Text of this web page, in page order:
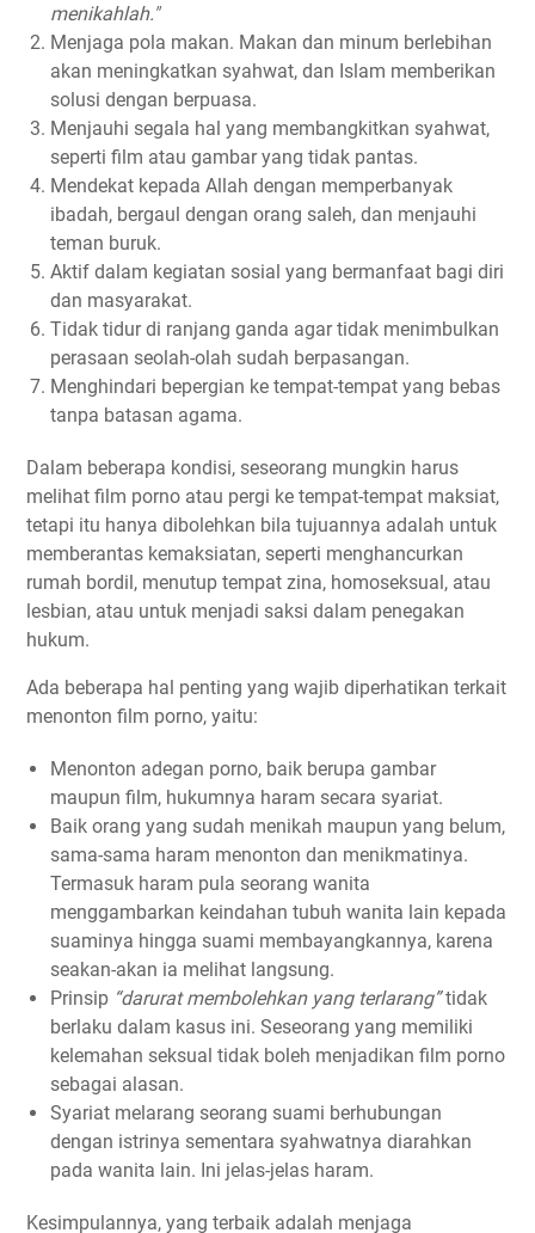
menikahlah."
Menjaga pola makan. Makan dan minum berlebihan
akan meningkatkan syahwat, dan Islam memberikan
solusi dengan berpuasa.
Menjauhi segala hal yang membangkitkan syahwat,
seperti film atau gambar yang tidak pantas.
Mendekat kepada Allah dengan memperbanyak
ibadah, bergaul dengan orang saleh, dan menjauhi
teman buruk.
Aktif dalam kegiatan sosial yang bermanfaat bagi diri
dan masyarakat.
Tidak tidur di ranjang ganda agar tidak menimbulkan
perasaan seolah-olah sudah berpasangan.
Menghindari bepergian ke tempat-tempat yang bebas
tanpa batasan agama.
Dalam beberapa kondisi, seseorang mungkin harus
melihat film porno atau pergi ke tempat-tempat maksiat,
tetapi itu hanya dibolehkan bila tujuannya adalah untuk
memberantas kemaksiatan, seperti menghancurkan
rumah bordil, menutup tempat zina, homoseksual, atau
lesbian, atau untuk menjadi saksi dalam penegakan
hukum.
Ada beberapa hal penting yang wajib diperhatikan terkait
menonton film porno, yaitu:
Menonton adegan porno, baik berupa gambar
maupun film, hukumnya haram secara syariat.
Baik orang yang sudah menikah maupun yang belum,
sama-sama haram menonton dan menikmatinya.
Termasuk haram pula seorang wanita
menggambarkan keindahan tubuh wanita lain kepada
suaminya hingga suami membayangkannya, karena
seakan-akan ia melihat langsung.
Prinsip “darurat membolehkan yang terlarang”tidak
berlaku dalam kasus ini. Seseorang yang memiliki
kelemahan seksual tidak boleh menjadikan film porno
sebagai alasan.
Syariat melarang seorang suami berhubungan
dengan istrinya sementara syahwatnya diarahkan
pada wanita lain. Ini jelas-jelas haram.
Kesimpulannya, yang terbaik adalah menjaga